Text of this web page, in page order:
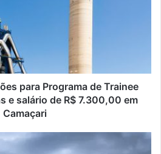
para Programa de Trainee
e salário de R$ 7.300,00 em
Camaçari